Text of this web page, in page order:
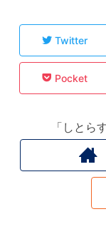
Twitter
Pocket
「しとら